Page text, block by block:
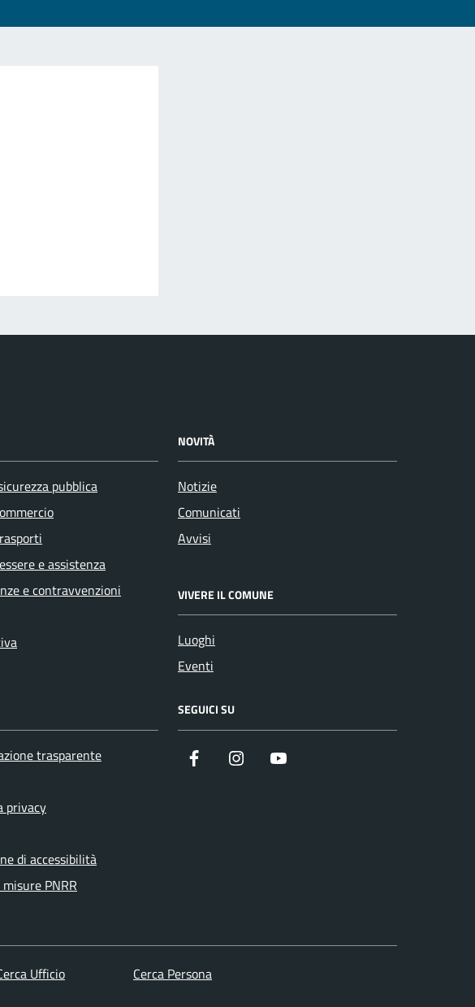
pubblica
e assistenza
e contravvenzioni
NOVITÀ
Notizie
Comunicati
Avvisi
VIVERE IL COMUNE
Luoghi
Eventi
trasparente
privacy
di accessibilità
PNRR
SEGUICI SU
Facebook Instagram
Ufficio Cerca Persona